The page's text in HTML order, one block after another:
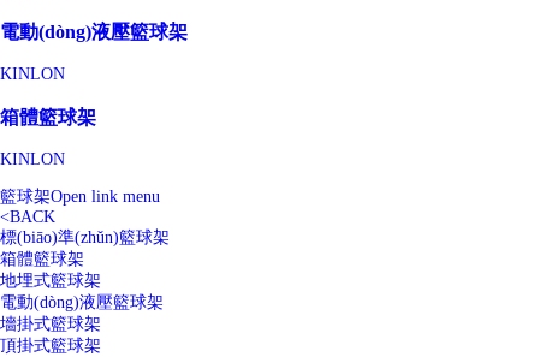
電動(dòng)液壓籃球架
KINLON
箱體籃球架
KINLON
籃球架Open link menu
<BACK
標(biāo)準(zhǔn)籃球架
箱體籃球架
地埋式籃球架
電動(dòng)液壓籃球架
墻掛式籃球架
頂掛式籃球架